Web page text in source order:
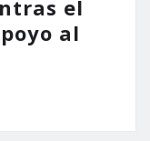
el
al